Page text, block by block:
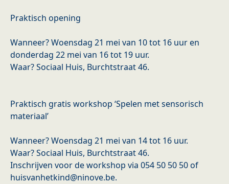
Praktisch opening
Wanneer? Woensdag 21 mei van 10 tot 16 uur en
donderdag 22 mei van 16 tot 19 uur.
Waar? Sociaal Huis, Burchtstraat 46.
Praktisch gratis workshop ‘Spelen met sensorisch
materiaal’
Wanneer? Woensdag 21 mei van 14 tot 16 uur.
Waar? Sociaal Huis, Burchtstraat 46.
Inschrijven voor de workshop via 054 50 50 50 of
huisvanhetkind@ninove.be.